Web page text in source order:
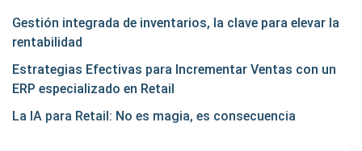
Gestión integrada de inventarios, la clave para elevar la
rentabilidad
Estrategias Efectivas para Incrementar Ventas con un
ERP especializado en Retail
La IA para Retail: No es magia, es consecuencia